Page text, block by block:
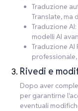
Traduzione
Translate, ma
Traduzione
modelli AI
Traduzione
Rivedi e
Dopo aver
per garantirne
eventuali